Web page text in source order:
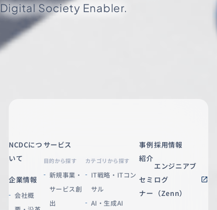
Digital Society Enabler.
NCDCにつ
いて
企業情報
会社概
サービス
目的から探す
新規事業・
サービス創
出
カテゴリから探す
IT戦略・ITコン
サル
AI・生成AI
事例
紹介
セミ
ナー
採用情報
エンジニアブ
ログ
（Zenn）